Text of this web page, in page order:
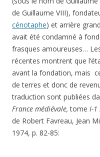
de Guillaume VIII),
cénotaphe) et arrière
avait été condamné à
frasques amoureuses…
récentes montrent que
avant la fondation, mais
de terres et donc de
traduction sont publiées
France médiévale, tome I-1
de Robert Favreau, Jean
1974, p. 82-85: